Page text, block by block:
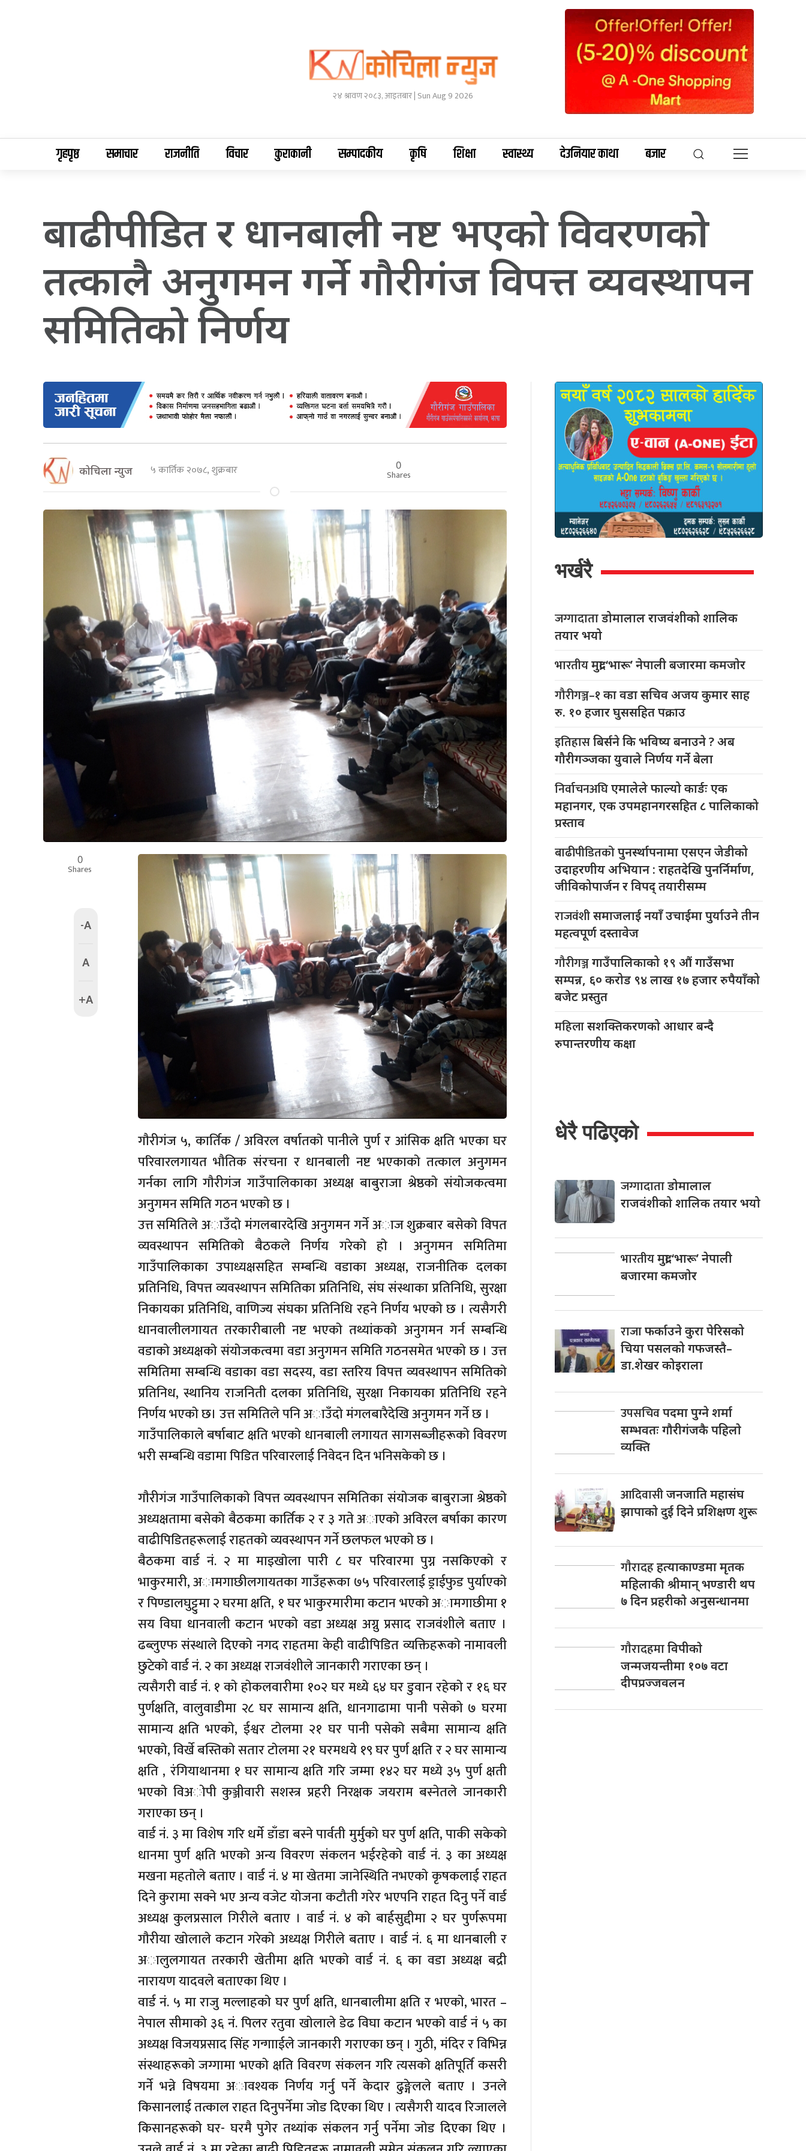
२४ श्रावण २०८३, आइतबार | Sun Aug 9 2026
गृहपृष्ठ समाचार राजनीति विचार कुराकानी सम्पादकीय कृषि शिक्षा स्वास्थ्य देउनियार काथा बजार
बाढीपीडित र धानबाली नष्ट भएकाे विवरणकाे
तत्कालै अनुगमन गर्ने गाैरीगंज विपत्त व्यवस्थापन
समितिकाे निर्णय
कोचिला न्युज ५ कार्तिक २०७८, शुक्रबार 0
Shares
0
Shares
-A
A
+A
गाैरीगंज ५, कार्तिक / अविरल वर्षातकाे पानीले पुर्ण र आंसिक क्षति भएका घर
परिवारलगायत भाैतिक संरचना र धानबाली नष्ट भएकाकाे तत्काल अनुगमन
गर्नका लागि गाैरीगंज गाउँपालिकाका अध्यक्ष बाबुराजा श्रेष्ठकाे संयाेजकत्वमा
अनुगमन समिति गठन भएकाे छ ।
उत्त समितिले अाउँदाे मंगलबारदेखि अनुगमन गर्ने अाज शुक्रबार बसेकाे विपत
व्यवस्थापन समितिकाे बैठकले निर्णय गरेकाे हाे । अनुगमन समितिमा
गाउँपालिकाका उपाध्यक्षसहित सम्बन्धि वडाका अध्यक्ष, राजनीतिक दलका
प्रतिनिधि, विपत्त व्यवस्थापन समितिका प्रतिनिधि, संघ संस्थाका प्रतिनिधि, सुरक्षा
निकायका प्रतिनिधि, वाणिज्य संघका प्रतिनिधि रहने निर्णय भएकाे छ । त्यसैगरी
धानवालीलगायत तरकारीबाली नष्ट भएकाे तथ्यांककाे अनुगमन गर्न सम्बन्धि
वडाकाे अध्यक्षकाे संयाेजकत्वमा वडा अनुगमन समिति गठनसमेत भएकाे छ । उत्त
समितिमा सम्बन्धि वडाका वडा सदस्य, वडा स्तरिय विपत्त व्यवस्थापन समितिकाे
प्रतिनिध, स्थानिय राजनिती दलका प्रतिनिधि, सुरक्षा निकायका प्रतिनिधि रहने
निर्णय भएकाे छ। उत्त समितिले पनि अाउँदाे मंगलबारैदेखि अनुगमन गर्ने छ ।
गाउँपालिकाले बर्षाबाट क्षति भएकाे धानबाली लगायत सागसब्जीहरूकाे विवरण
भरी सम्बन्धि वडामा पिडित परिवारलाई निवेदन दिन भनिसकेकाे छ ।
गाैरीगंज गाउँपालिकाकाे विपत्त व्यवस्थापन समितिका संयाेजक बाबुराजा श्रेष्ठकाे
अध्यक्षतामा बसेकाे बैठकमा कार्तिक २ र ३ गते अाएकाे अविरल बर्षाका कारण
वाढीपिडितहरूलाई राहतकाे व्यवस्थापन गर्ने छलफल भएकाे छ ।
बैठकमा वार्ड नं. २ मा माइखाेला पारी ८ घर परिवारमा पुग्न नसकिएकाे र
भाकुरमारी, अामगाछीलगायतका गाउँहरूका ७५ परिवारलाई ड्राईफुड पुर्याएकाे
र पिण्डालघुट्टुमा २ घरमा क्षति, १ घर भाकुरमारीमा कटान भएकाे अामगाछीमा १
सय विघा धानवाली कटान भएकाे वडा अध्यक्ष अग्नु प्रसाद राजवंशीले बताए ।
ढब्लुएफ संस्थाले दिएकाे नगद राहतमा केही वाढीपिडित व्यक्तिहरूकाे नामावली
छुटेकाे वार्ड नं. २ का अध्यक्ष राजवंशीले जानकारी गराएका छन् ।
त्यसैगरी वार्ड नं. १ काे हाेकलवारीमा १०२ घर मध्ये ६४ घर डुवान रहेकाे र १६ घर
पुर्णक्षति, वालुवाडीमा २८ घर सामान्य क्षति, धानगाढामा पानी पसेकाे ७ घरमा
सामान्य क्षति भएकाे, ईश्वर टाेलमा २१ घर पानी पसेकाे सबैमा सामान्य क्षति
भएकाे, विर्खे बस्तिकाे सतार टाेलमा २१ घरमधये १९ घर पुर्ण क्षति र २ घर सामान्य
क्षति , रंगियाथानमा १ घर सामान्य क्षति गरि जम्मा १४२ घर मध्ये ३५ पुर्ण क्षती
भएकाे विअाेपी कुञ्जीवारी सशस्त्र प्रहरी निरक्षक जयराम बस्नेतले जानकारी
गराएका छन् ।
वार्ड नं. ३ मा विशेष गरि धर्मे डाँडा बस्ने पार्वती मुर्मुकाे घर पुर्ण क्षति, पाकी सकेकाे
धानमा पुर्ण क्षति भएकाे अन्य विवरण संकलन भईरहेकाे वार्ड नं. ३ का अध्यक्ष
मखना महताेले बताए । वार्ड नं. ४ मा खेतमा जानेस्थिति नभएकाे कृषकलाई राहत
दिने कुरामा सक्ने भए अन्य वजेट याेजना कटाैती गरेर भएपनि राहत दिनु पर्ने वार्ड
अध्यक्ष कुलप्रसाल गिरीले बताए । वार्ड नं. ४ काे बार्हसुद्दीमा २ घर पुर्णरूपमा
गाैरीया खाेलाले कटान गरेकाे अध्यक्ष गिरीले बताए । वार्ड नं. ६ मा धानबाली र
अालुलगायत तरकारी खेतीमा क्षति भएकाे वार्ड नं. ६ का वडा अध्यक्ष बद्री
नारायण यादवले बताएका थिए ।
वार्ड नं. ५ मा राजु मल्लाहकाे घर पुर्ण क्षति, धानबालीमा क्षति र भएकाे, भारत –
नेपाल सीमाकाे ३६ नं. पिलर रतुवा खाेलाले डेढ विघा कटान भएकाे वार्ड नं ५ का
अध्यक्ष विजयप्रसाद सिंह गन्गााईले जानकारी गराएका छन् । गुठी, मंदिर र विभिन्न
संस्थाहरूकाे जग्गामा भएकाे क्षति विवरण संकलन गरि त्यसकाे क्षतिपूर्ति कसरी
गर्ने भन्ने विषयमा अावश्यक निर्णय गर्नु पर्ने केदार ढुङ्गेलले बताए । उनले
किसानलाई तत्काल राहत दिनुपर्नेमा जाेड दिएका थिए । त्यसैगरी यादव रिजालले
किसानहरूकाे घर- घरमै पुगेर तथ्यांक संकलन गर्नु पर्नेमा जाेड दिएका थिए ।
भर्खरै
जग्गादाताडोमालाल राजवंशीको शालिक
तयार भयो
भारतीयमुद्रा ‘भारू’ नेपाली बजारमा कमजाेर
गौरीगञ्ज–१का वडा सचिव अजय कुमार साह
रु. १० हजार घुससहित पक्राउ
इतिहासबिर्सने कि भविष्य बनाउने ? अब
गौरीगञ्जका युवाले निर्णय गर्ने बेला
निर्वाचनअघिएमालेले फाल्यो कार्डः एक
महानगर, एक उपमहानगरसहित ८ पालिकाको
प्रस्ताव
बाढीपीडितकोपुनर्स्थापनामा एसएन जेडीको
उदाहरणीय अभियान : राहतदेखि पुनर्निर्माण,
जीविकोपार्जन र विपद् तयारीसम्म
राजवंशीसमाजलाई नयाँ उचाईमा पुर्याउने तीन
महत्वपूर्ण दस्तावेज
गौरीगञ्जगाउँपालिकाको १९ औं गाउँसभा
सम्पन्न, ६० करोड ९४ लाख १७ हजार रुपैयाँको
बजेट प्रस्तुत
महिलासशक्तिकरणको आधार बन्दै
रुपान्तरणीय कक्षा
धेरै पढिएको
जग्गादाताडोमालाल
राजवंशीको शालिक तयार भयो
भारतीयमुद्रा ‘भारू’ नेपाली
बजारमा कमजाेर
राजाफर्काउने कुरा पेरिसको
चिया पसलको गफजस्तै–
डा.शेखर कोइराला
उपसचिवपदमा पुग्ने शर्मा
सम्भवतः गाैरीगंजकै पहिलाे
व्यक्ति
आदिवासीजनजाति महासंघ
झापाकाे दुई दिने प्रशिक्षण शुरू
गाैरादहहत्याकाण्डमा मृतक
महिलाकी श्रीमान् भण्डारी थप
७ दिन प्रहरीकाे अनुसन्धानमा
गाैरादहमाविपीकाे
जन्मजयन्तीमा १०७ वटा
दीपप्रज्जवलन